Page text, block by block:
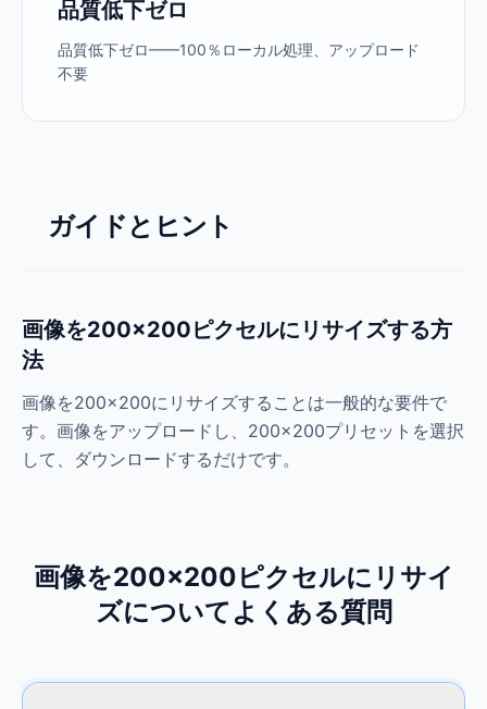
品質低下ゼロ
品質低下ゼロ——100％ローカル処理、アップロード
不要
ガイドとヒント
画像を200×200ピクセルにリサイズする方
法
画像を200×200にリサイズすることは一般的な要件で
す。画像をアップロードし、200×200プリセットを選択
して、ダウンロードするだけです。
画像を200×200ピクセルにリサイ
ズについてよくある質問